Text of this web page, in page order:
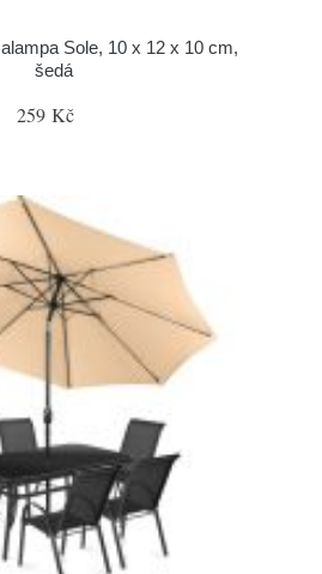
Sole, 10 x 12 x 10 cm,
šedá
259 Kč